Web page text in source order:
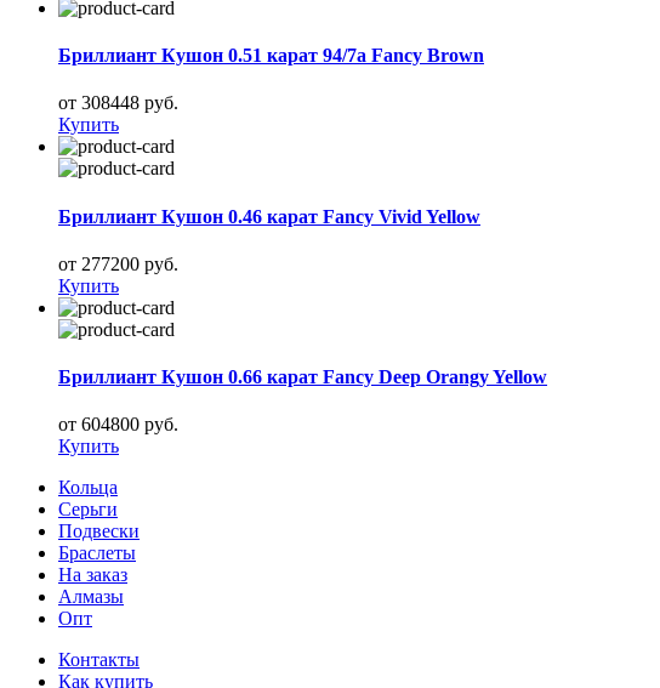
Бриллиант Кушон 0.51 карат 94/7а Fancy Brown
от 308448 руб.
Купить
Бриллиант Кушон 0.46 карат Fancy Vivid Yellow
от 277200 руб.
Купить
Бриллиант Кушон 0.66 карат Fancy Deep Orangy Yellow
от 604800 руб.
Купить
Кольца
Серьги
Подвески
Браслеты
На заказ
Алмазы
Опт
Контакты
Как купить